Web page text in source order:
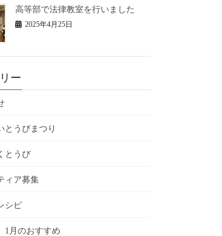
高等部で法律教室を行いました
2025年4月25日
ー
とうびまつり
とうび
ィア募集
シピ
1月のおすすめ